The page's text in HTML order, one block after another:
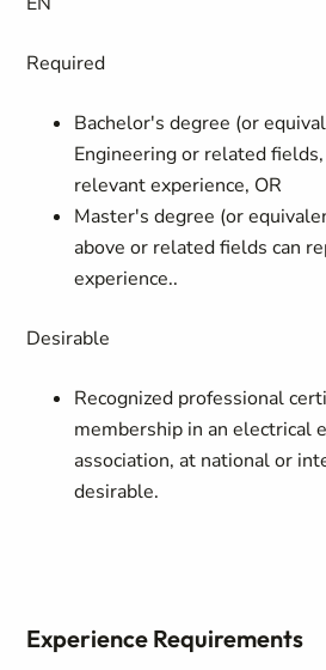
Required
Bachelor's degree (or
Engineering or related
relevant experience, OR
Master's degree (or
above or related fields can
experience..
Desirable
Recognized professional
membership in an electrical
association, at national or
desirable.
Experience Requirements